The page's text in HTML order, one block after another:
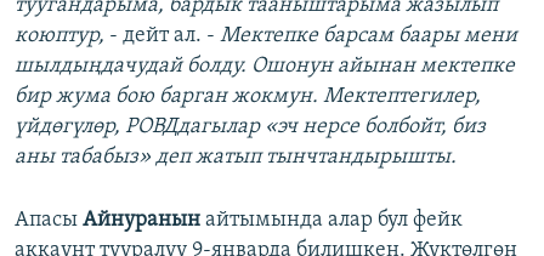
туугандарыма, бардык тааныштарыма жазылып
коюптур, - дейт ал. - Мектепке барсам баары мени
шылдыңдачудай болду. Ошонун айынан мектепке
бир жума бою барган жокмун. Мектептегилер,
үйдөгүлөр, РОВДдагылар «эч нерсе болбойт, биз
аны табабыз» деп жатып тынчтандырышты.
Апасы Айнуранын айтымында алар бул фейк
аккаунт тууралуу 9-январда билишкен. Жүктөлгөн